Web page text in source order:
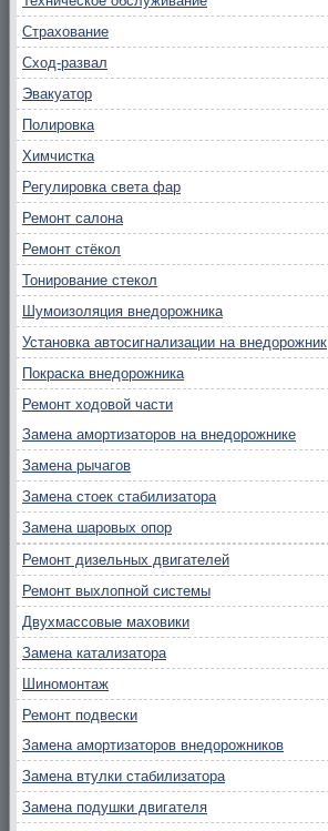
Страхование
Сход-развал
Эвакуатор
Полировка
Химчистка
Регулировка света фар
Ремонт салона
Ремонт стёкол
Тонирование стекол
Шумоизоляция внедорожника
Установка автосигнализации на внедорожник
Покраска внедорожника
Ремонт ходовой части
Замена амортизаторов на внедорожнике
Замена рычагов
Замена стоек стабилизатора
Замена шаровых опор
Ремонт дизельных двигателей
Ремонт выхлопной системы
Двухмассовые маховики
Замена катализатора
Шиномонтаж
Ремонт подвески
Замена амортизаторов внедорожников
Замена втулки стабилизатора
Замена подушки двигателя